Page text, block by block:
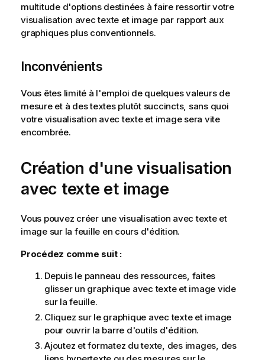
multitude d'options destinées à faire ressortir votre
visualisation avec texte et image par rapport aux
graphiques plus conventionnels.
Inconvénients
Vous êtes limité à l'emploi de quelques valeurs de
mesure et à des textes plutôt succincts, sans quoi
votre visualisation avec texte et image sera vite
encombrée.
Création d'une visualisation
avec texte et image
Vous pouvez créer une visualisation avec texte et
image sur la feuille en cours d'édition.
Procédez comme suit :
Depuis le panneau des ressources, faites
glisser un graphique avec texte et image vide
sur la feuille.
Cliquez sur le graphique avec texte et image
pour ouvrir la barre d'outils d'édition.
Ajoutez et formatez du texte, des images, des